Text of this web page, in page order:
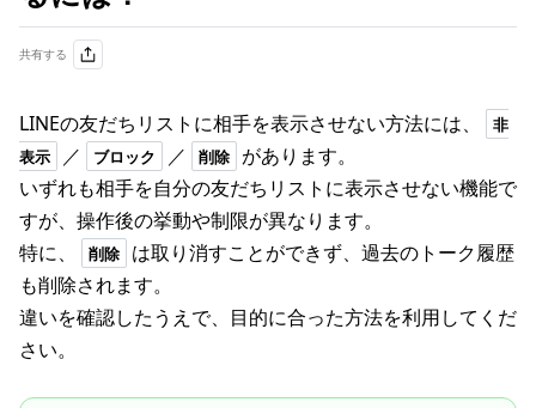
共有する
LINEの友だちリストに相手を表示させない方法には、
非
表示
／ ブロック ／ 削除
があります。
いずれも相手を自分の友だちリストに表示させない機能で
すが、操作後の挙動や制限が異なります。
特に、
削除
は取り消すことができず、過去のトーク履歴
も削除されます。
違いを確認したうえで、目的に合った方法を利用してくだ
さい。